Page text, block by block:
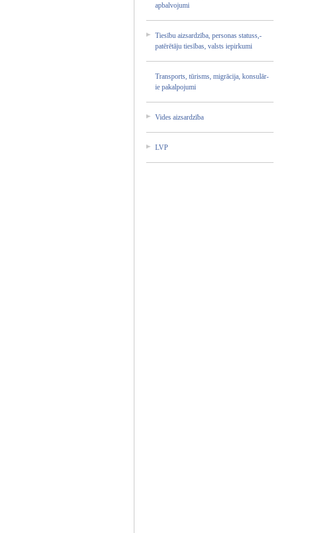
apba­lvoj­umi
Ties­ību aizs­ardz­ība,­ pers­onas­ stat­uss,­
patē­rētā­ju ties­ības­, vals­ts iepi­rkum­i
Tran­spor­ts, tūri­sms,­ migr­ācij­a, kons­ulār­
ie paka­lpoj­umi
Vide­s aizs­ardz­ība
LVP